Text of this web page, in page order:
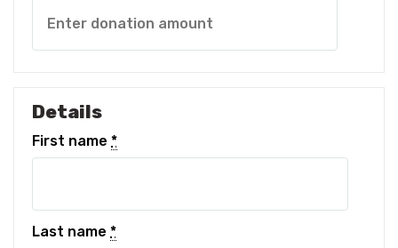
Details
First name *
Last name *